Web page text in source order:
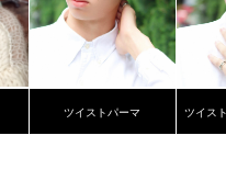
ツイストパーマ